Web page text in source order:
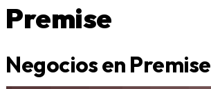
Premise
Negocios en Premise